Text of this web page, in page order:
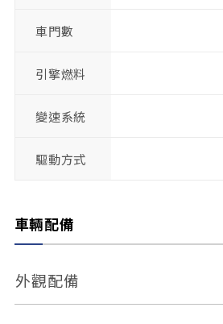
車門數
引擎燃料
變速系統
驅動方式
車輛配備
外觀配備